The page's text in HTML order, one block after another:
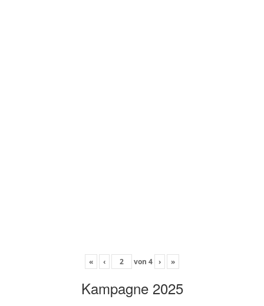
« ‹ von 4 › »
Kampagne 2025